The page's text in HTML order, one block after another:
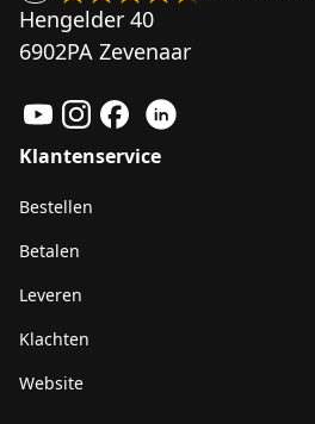
Hengelder 40
6902PA Zevenaar
Klantenservice
Bestellen
Betalen
Leveren
Klachten
Website